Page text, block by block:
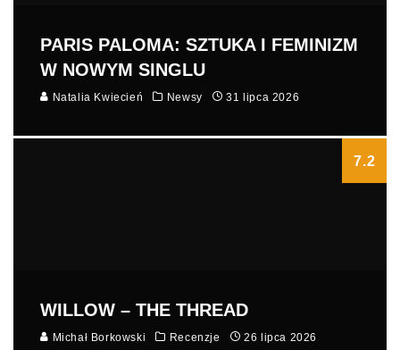
PARIS PALOMA: SZTUKA I FEMINIZM
W NOWYM SINGLU
Natalia Kwiecień Newsy 31 lipca 2026
7.2
WILLOW – THE THREAD
Michał Borkowski Recenzje 26 lipca 2026